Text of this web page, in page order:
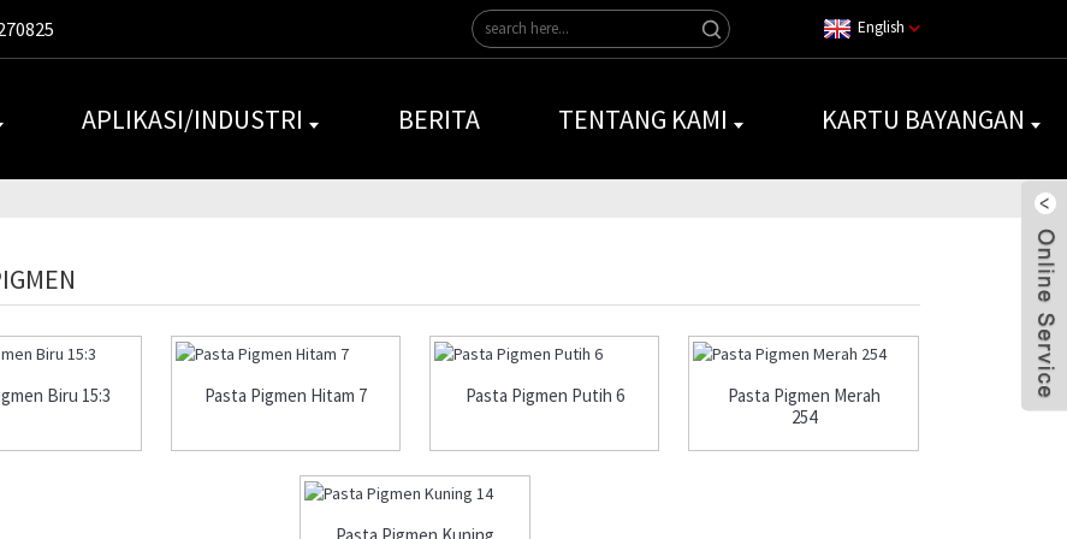
English
APLIKASI/INDUSTRI BERITA TENTANG KAMI KARTU BAYANGAN
Biru 15:3 Pasta Pigmen Hitam 7 Pasta Pigmen Putih 6
Pasta Pigmen Merah
254